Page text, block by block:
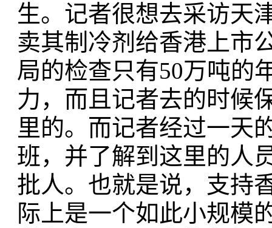
生。记者很想去采访天
卖其制冷剂给香港上市
局的检查只有50万吨的
力，而且记者去的时候
里的。而记者经过一天
班，并了解到这里的人
批人。也就是说，支持
际上是一个如此小规模